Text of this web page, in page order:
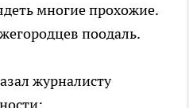
многие прохожие.
поодаль.
журналисту